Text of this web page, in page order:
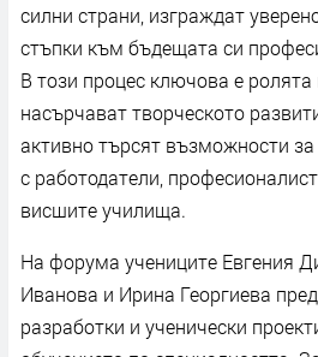
силни страни, изграждат
стъпки към бъдещата си
В този процес ключова е ролята
насърчават творческото
активно търсят възможности
с работодатели,
висшите училища.
На форума учениците Евгения
Иванова и Ирина Георгиева
разработки и ученически